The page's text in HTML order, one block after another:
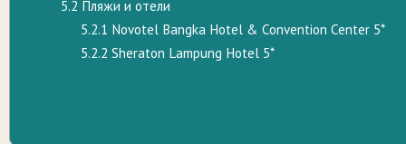
5.2 Пляжи и отели
5.2.1 Novotel Bangka Hotel & Convention Center 5*
5.2.2 Sheraton Lampung Hotel 5*